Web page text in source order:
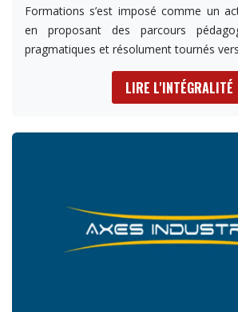
Formations s’est imposé comme un
en proposant des parcours
pragmatiques et résolument tournés
LIRE L'INTÉGRALITÉ